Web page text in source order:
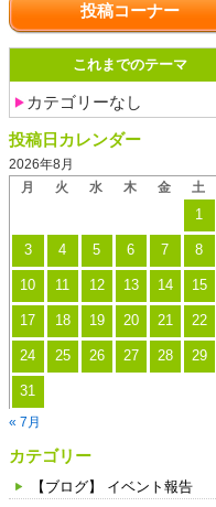
投稿コーナー
これまでのテーマ
カテゴリーなし
投稿日カレンダー
2026年8月
月
火 水 木 金 土
1
3 4 5 6 7 8
10 11 12 13 14 15
17 18 19 20 21 22
24 25 26 27 28 29
31
« 7月
カテゴリー
【ブログ】 イベント報告